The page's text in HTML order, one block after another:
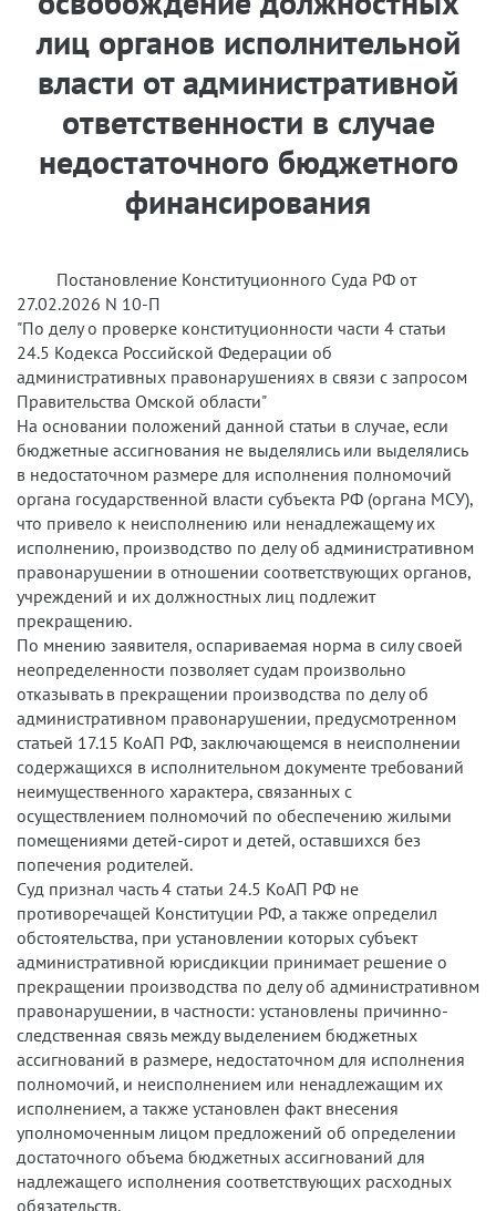
лиц органов исполнительной
власти от административной
ответственности в случае
недостаточного бюджетного
финансирования
Постановление Конституционного Суда РФ от
27.02.2026 N 10-П
"По делу о проверке конституционности части 4 статьи
24.5 Кодекса Российской Федерации об
административных правонарушениях в связи с запросом
Правительства Омской области"
На основании положений данной статьи в случае, если
бюджетные ассигнования не выделялись или выделялись
в недостаточном размере для исполнения полномочий
органа государственной власти субъекта РФ (органа МСУ),
что привело к неисполнению или ненадлежащему их
исполнению, производство по делу об административном
правонарушении в отношении соответствующих органов,
учреждений и их должностных лиц подлежит
прекращению.
По мнению заявителя, оспариваемая норма в силу своей
неопределенности позволяет судам произвольно
отказывать в прекращении производства по делу об
административном правонарушении, предусмотренном
статьей 17.15 КоАП РФ, заключающемся в неисполнении
содержащихся в исполнительном документе требований
неимущественного характера, связанных с
осуществлением полномочий по обеспечению жилыми
помещениями детей-сирот и детей, оставшихся без
попечения родителей.
Суд признал часть 4 статьи 24.5 КоАП РФ не
противоречащей Конституции РФ, а также определил
обстоятельства, при установлении которых субъект
административной юрисдикции принимает решение о
прекращении производства по делу об административном
правонарушении, в частности: установлены причинно-
следственная связь между выделением бюджетных
ассигнований в размере, недостаточном для исполнения
полномочий, и неисполнением или ненадлежащим их
исполнением, а также установлен факт внесения
уполномоченным лицом предложений об определении
достаточного объема бюджетных ассигнований для
надлежащего исполнения соответствующих расходных
обязательств.